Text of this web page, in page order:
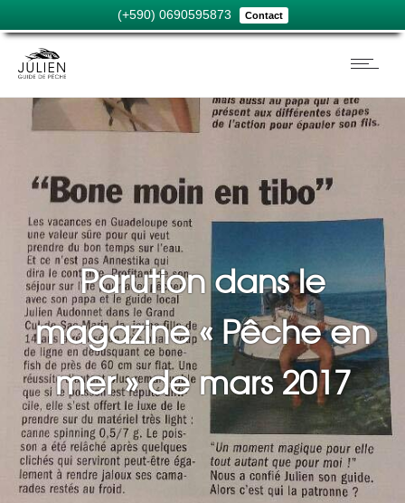
(+590) 0690595873 Contact
Parution dans le
magazine « Pêche en
mer » de mars 2017